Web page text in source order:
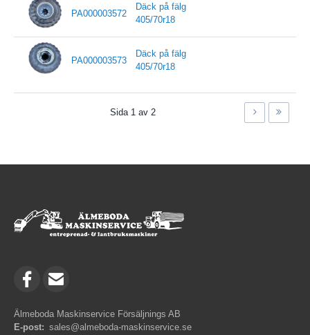
PA000003572
Däck på fälg
405/70r18
PA000003573
Däck på fälg
405/70r18
Sida 1 av 2
Älmeboda Maskinservice Försäljnings AB
E-post: sales@almeboda-maskinservice.se